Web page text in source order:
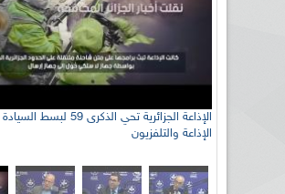
رئيس اللجنة الوطنية الجزائرية للتضامن مع
الصحراوي السيد سعيد العياشي